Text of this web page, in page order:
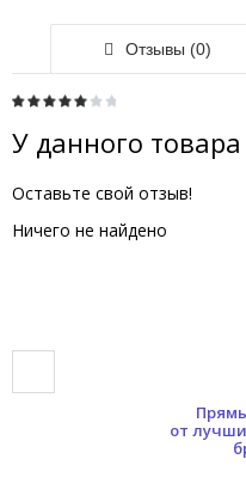
Отзывы (0)
У данного
Оставьте свой отзыв!
Ничего не найдено
от